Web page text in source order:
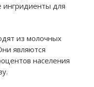
ингридиенты для
из молочных
являются
населения